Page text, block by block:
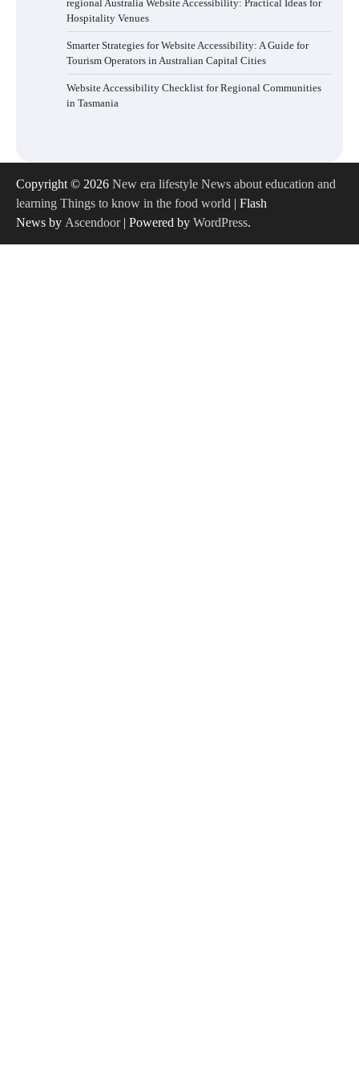
regional Australia Website Accessibility: Practical Ideas for
Hospitality Venues
Smarter Strategies for Website Accessibility: A Guide for
Tourism Operators in Australian Capital Cities
Website Accessibility Checklist for Regional Communities
in Tasmania
Copyright © 2026 New era lifestyle News about education and
learning Things to know in the food world | Flash
News by Ascendoor| Powered by WordPress.